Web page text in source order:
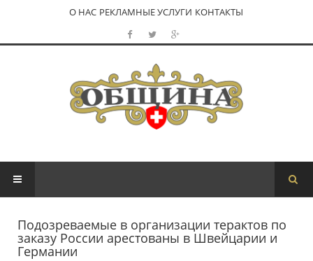
О НАС РЕКЛАМНЫЕ УСЛУГИ КОНТАКТЫ
Подозреваемые в организации терактов по
заказу России арестованы в Швейцарии и
Германии